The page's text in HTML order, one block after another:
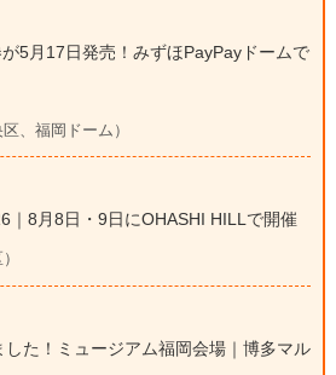
5月17日発売！みずほPayPayドームで
、福岡ドーム）
｜8月8日・9日にOHASHI HILLで開催
た！ミュージアム福岡会場｜博多マル